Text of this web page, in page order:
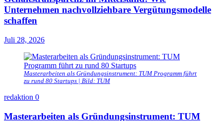
Unternehmen nachvollziehbare Vergütungsmodelle
schaffen
Juli 28, 2026
Masterarbeiten als Gründungsinstrument: TUM Programm führt
zu rund 80 Startups | Bild: TUM
redaktion 0
Masterarbeiten als Gründungsinstrument: TUM